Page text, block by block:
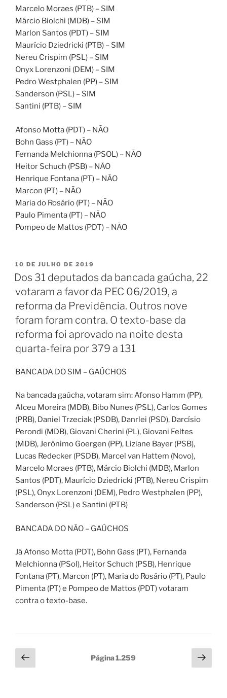
Marcelo Moraes (PTB) – SIM
Márcio Biolchi (MDB) – SIM
Marlon Santos (PDT) – SIM
Maurício Dziedricki (PTB) – SIM
Nereu Crispim (PSL) – SIM
Onyx Lorenzoni (DEM) – SIM
Pedro Westphalen (PP) – SIM
Sanderson (PSL) – SIM
Santini (PTB) – SIM
Afonso Motta (PDT) – NÃO
Bohn Gass (PT) – NÃO
Fernanda Melchionna (PSOL) – NÃO
Heitor Schuch (PSB) – NÃO
Henrique Fontana (PT) – NÃO
Marcon (PT) – NÃO
Maria do Rosário (PT) – NÃO
Paulo Pimenta (PT) – NÃO
Pompeo de Mattos (PDT) – NÃO
PUBLICADO
EM
10 DE JULHO DE 2019
Dos 31 deputados da bancada gaúcha, 22
votaram a favor da PEC 06/2019, a
reforma da Previdência. Outros nove
foram foram contra. O texto-base da
reforma foi aprovado na noite desta
quarta-feira por 379 a 131
BANCADA DO SIM – GAÚCHOS
Na bancada gaúcha, votaram sim: Afonso Hamm (PP),
Alceu Moreira (MDB), Bibo Nunes (PSL), Carlos Gomes
(PRB), Daniel Trzeciak (PSDB), Danrlei (PSD), Darcísio
Perondi (MDB), Giovani Cherini (PL), Giovani Feltes
(MDB), Jerônimo Goergen (PP), Liziane Bayer (PSB),
Lucas Redecker (PSDB), Marcel van Hattem (Novo),
Marcelo Moraes (PTB), Márcio Biolchi (MDB), Marlon
Santos (PDT), Maurício Dziedricki (PTB), Nereu Crispim
(PSL), Onyx Lorenzoni (DEM), Pedro Westphalen (PP),
Sanderson (PSL) e Santini (PTB)
BANCADA DO NÃO – GAÚCHOS
Já Afonso Motta (PDT), Bohn Gass (PT), Fernanda
Melchionna (PSol), Heitor Schuch (PSB), Henrique
Fontana (PT), Marcon (PT), Maria do Rosário (PT), Paulo
Pimenta (PT) e Pompeo de Mattos (PDT) votaram
contra o texto-base.
Paginação
de
Página
anterior
Página1.259